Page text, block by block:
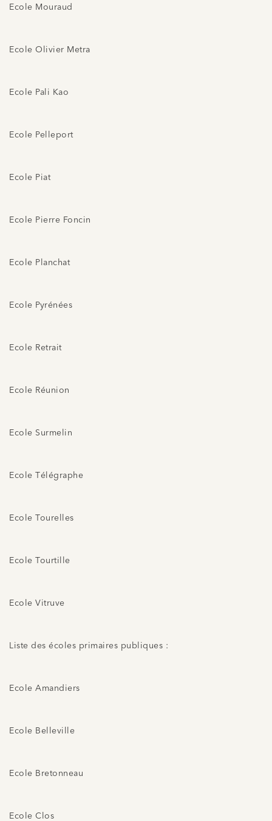
Ecole Mouraud
Ecole Olivier Metra
Ecole Pali Kao
Ecole Pelleport
Ecole Piat
Ecole Pierre Foncin
Ecole Planchat
Ecole Pyrénées
Ecole Retrait
Ecole Réunion
Ecole Surmelin
Ecole Télégraphe
Ecole Tourelles
Ecole Tourtille
Ecole Vitruve
Liste des écoles primaires publiques :
Ecole Amandiers
Ecole Belleville
Ecole Bretonneau
Ecole Clos